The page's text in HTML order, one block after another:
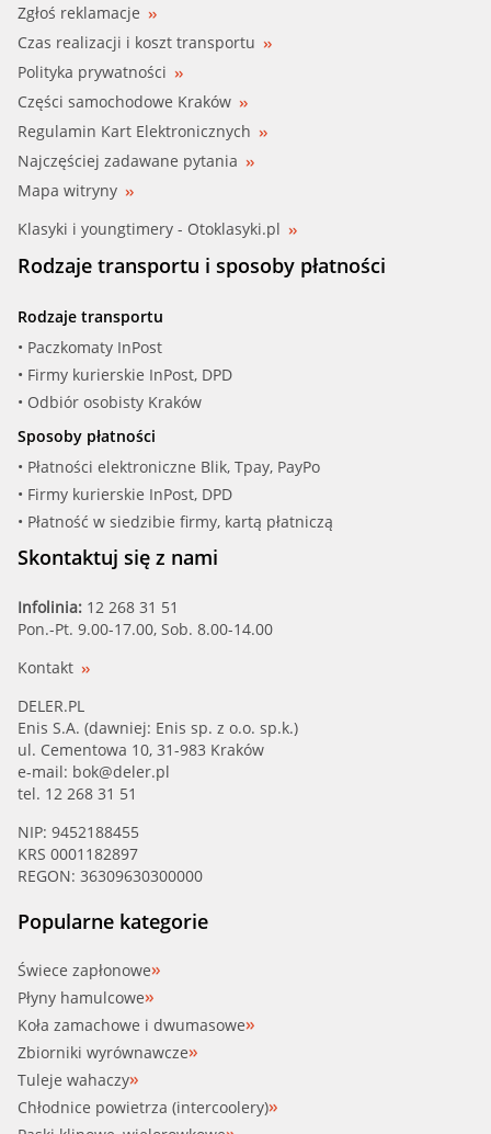
Zgłoś reklamacje
Czas realizacji i koszt transportu
Polityka prywatności
Części samochodowe Kraków
Regulamin Kart Elektronicznych
Najczęściej zadawane pytania
Mapa witryny
Klasyki i youngtimery - Otoklasyki.pl
Rodzaje transportu i sposoby płatności
Rodzaje transportu
• Paczkomaty InPost
• Firmy kurierskie InPost, DPD
• Odbiór osobisty Kraków
Sposoby płatności
• Płatności elektroniczne Blik, Tpay, PayPo
• Firmy kurierskie InPost, DPD
• Płatność w siedzibie firmy, kartą płatniczą
Skontaktuj się z nami
Infolinia: 12 268 31 51
Pon.-Pt. 9.00-17.00, Sob. 8.00-14.00
Kontakt
DELER.PL
Enis S.A. (dawniej: Enis sp. z o.o. sp.k.)
ul. Cementowa 10, 31-983 Kraków
e-mail: bok@deler.pl
tel. 12 268 31 51
NIP: 9452188455
KRS 0001182897
REGON: 36309630300000
Popularne kategorie
Świece zapłonowe
Płyny hamulcowe
Koła zamachowe i dwumasowe
Zbiorniki wyrównawcze
Tuleje wahaczy
Chłodnice powietrza (intercoolery)